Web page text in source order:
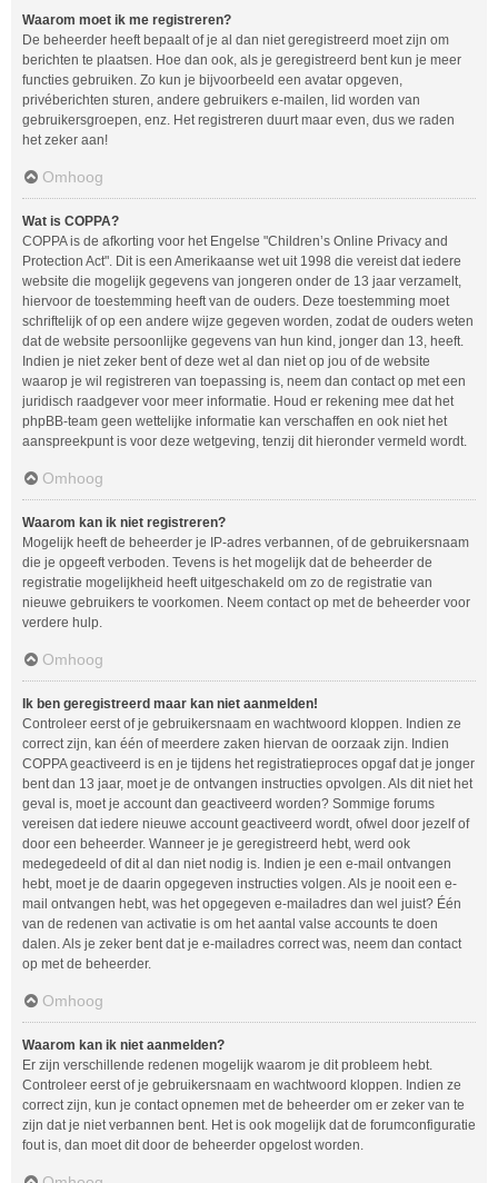
Waarom moet ik me registreren?
De beheerder heeft bepaalt of je al dan niet geregistreerd moet zijn om
berichten te plaatsen. Hoe dan ook, als je geregistreerd bent kun je meer
functies gebruiken. Zo kun je bijvoorbeeld een avatar opgeven,
privéberichten sturen, andere gebruikers e-mailen, lid worden van
gebruikersgroepen, enz. Het registreren duurt maar even, dus we raden
het zeker aan!
Omhoog
Wat is COPPA?
COPPA is de afkorting voor het Engelse "Children’s Online Privacy and
Protection Act". Dit is een Amerikaanse wet uit 1998 die vereist dat iedere
website die mogelijk gegevens van jongeren onder de 13 jaar verzamelt,
hiervoor de toestemming heeft van de ouders. Deze toestemming moet
schriftelijk of op een andere wijze gegeven worden, zodat de ouders weten
dat de website persoonlijke gegevens van hun kind, jonger dan 13, heeft.
Indien je niet zeker bent of deze wet al dan niet op jou of de website
waarop je wil registreren van toepassing is, neem dan contact op met een
juridisch raadgever voor meer informatie. Houd er rekening mee dat het
phpBB-team geen wettelijke informatie kan verschaffen en ook niet het
aanspreekpunt is voor deze wetgeving, tenzij dit hieronder vermeld wordt.
Omhoog
Waarom kan ik niet registreren?
Mogelijk heeft de beheerder je IP-adres verbannen, of de gebruikersnaam
die je opgeeft verboden. Tevens is het mogelijk dat de beheerder de
registratie mogelijkheid heeft uitgeschakeld om zo de registratie van
nieuwe gebruikers te voorkomen. Neem contact op met de beheerder voor
verdere hulp.
Omhoog
Ik ben geregistreerd maar kan niet aanmelden!
Controleer eerst of je gebruikersnaam en wachtwoord kloppen. Indien ze
correct zijn, kan één of meerdere zaken hiervan de oorzaak zijn. Indien
COPPA geactiveerd is en je tijdens het registratieproces opgaf dat je jonger
bent dan 13 jaar, moet je de ontvangen instructies opvolgen. Als dit niet het
geval is, moet je account dan geactiveerd worden? Sommige forums
vereisen dat iedere nieuwe account geactiveerd wordt, ofwel door jezelf of
door een beheerder. Wanneer je je geregistreerd hebt, werd ook
medegedeeld of dit al dan niet nodig is. Indien je een e-mail ontvangen
hebt, moet je de daarin opgegeven instructies volgen. Als je nooit een e-
mail ontvangen hebt, was het opgegeven e-mailadres dan wel juist? Één
van de redenen van activatie is om het aantal valse accounts te doen
dalen. Als je zeker bent dat je e-mailadres correct was, neem dan contact
op met de beheerder.
Omhoog
Waarom kan ik niet aanmelden?
Er zijn verschillende redenen mogelijk waarom je dit probleem hebt.
Controleer eerst of je gebruikersnaam en wachtwoord kloppen. Indien ze
correct zijn, kun je contact opnemen met de beheerder om er zeker van te
zijn dat je niet verbannen bent. Het is ook mogelijk dat de forumconfiguratie
fout is, dan moet dit door de beheerder opgelost worden.